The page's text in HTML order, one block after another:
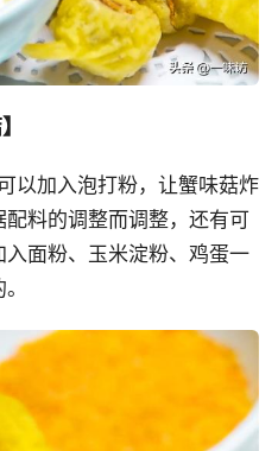
以加入泡打粉，让蟹味菇炸
料的调整而调整，还有可
面粉、玉米淀粉、鸡蛋一